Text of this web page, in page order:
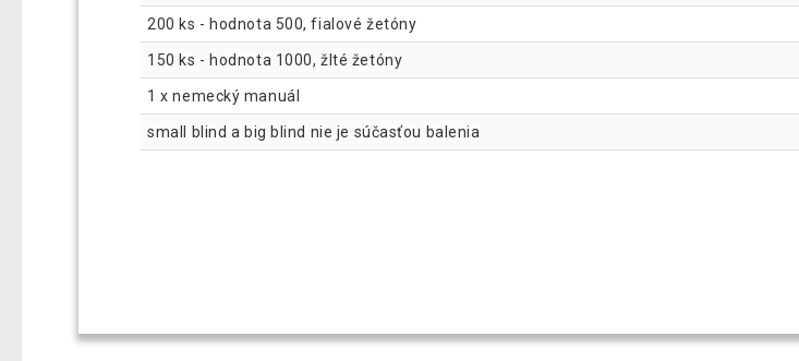
200 ks - hodnota 500, fialové žetóny
150 ks - hodnota 1000, žlté žetóny
1 x nemecký manuál
small blind a big blind nie je súčasťou balenia